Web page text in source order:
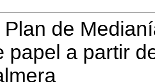
Plan de
papel a partir